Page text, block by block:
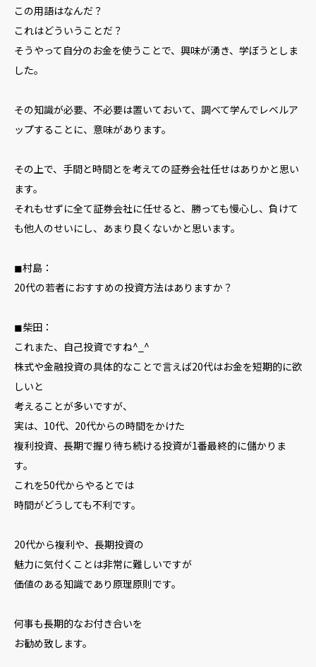
この用語はなんだ？
これはどういうことだ？
そうやって自分のお金を使うことで、興味が湧き、学ぼうとしま
した。
その知識が必要、不必要は置いておいて、調べて学んでレベルア
ップすることに、意味があります。
その上で、手間と時間とを考えての証券会社任せはありかと思い
ます。
それもせずに全て証券会社に任せると、勝っても慢心し、負けて
も他人のせいにし、あまり良くないかと思います。
◼︎村島：
20代の若者におすすめの投資方法はありますか？
◼︎柴田：
これまた、自己投資ですね^_^
株式や金融投資の具体的なことで言えば20代はお金を短期的に欲
しいと
考えることが多いですが、
実は、10代、20代からの時間をかけた
複利投資、長期で握り待ち続ける投資が1番最終的に儲かりま
す。
これを50代からやるとでは
時間がどうしても不利です。
20代から複利や、長期投資の
魅力に気付くことは非常に難しいですが
価値のある知識であり原理原則です。
何事も長期的なお付き合いを
お勧め致します。